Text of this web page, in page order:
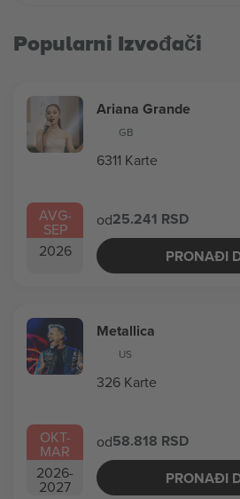
Popularni Izvođači
AVG-
SEP
2026
Ariana Grande
GB
6311 Karte
od25.241 RSD
PRONAĐI
OKT-
MAR
2026-
2027
Metallica
US
326 Karte
od58.818 RSD
PRONAĐI